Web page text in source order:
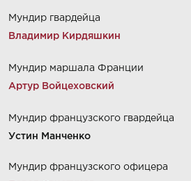
Мундир гвардейца
Владимир Кирдяшкин
Мундир маршала Франции
Артур Войцеховский
Мундир французского гвардейца
Устин Манченко
Мундир французского офицера